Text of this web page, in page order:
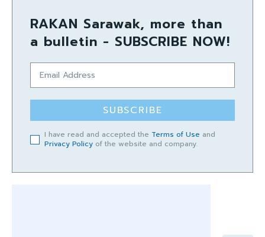
RAKAN Sarawak, more than
a bulletin - SUBSCRIBE NOW!
SUBSCRIBE
I have read and accepted the Terms of Use and
Privacy Policy of the website and company.